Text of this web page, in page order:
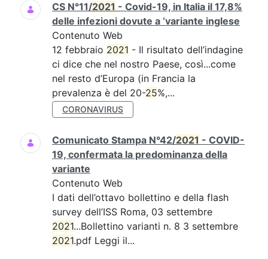
CS N°11/2021 - Covid-19, in Italia il 17,8%
delle infezioni dovute a ‘variante inglese
Contenuto Web
12 febbraio 2021 - Il risultato dell’indagine
ci dice che nel nostro Paese, così...come
nel resto d’Europa (in Francia la
prevalenza è del 20-25%,...
CORONAVIRUS
Comunicato Stampa N°42/2021 - COVID-
19, confermata la predominanza della
variante
Contenuto Web
I dati dell’ottavo bollettino e della flash
survey dell’ISS Roma, 03 settembre
2021...Bollettino varianti n. 8 3 settembre
2021.pdf Leggi il...